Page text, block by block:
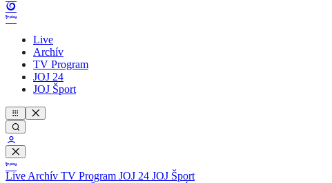
Live
Archív
TV Program
JOJ 24
JOJ Šport
Live Archív TV Program JOJ 24 JOJ Šport